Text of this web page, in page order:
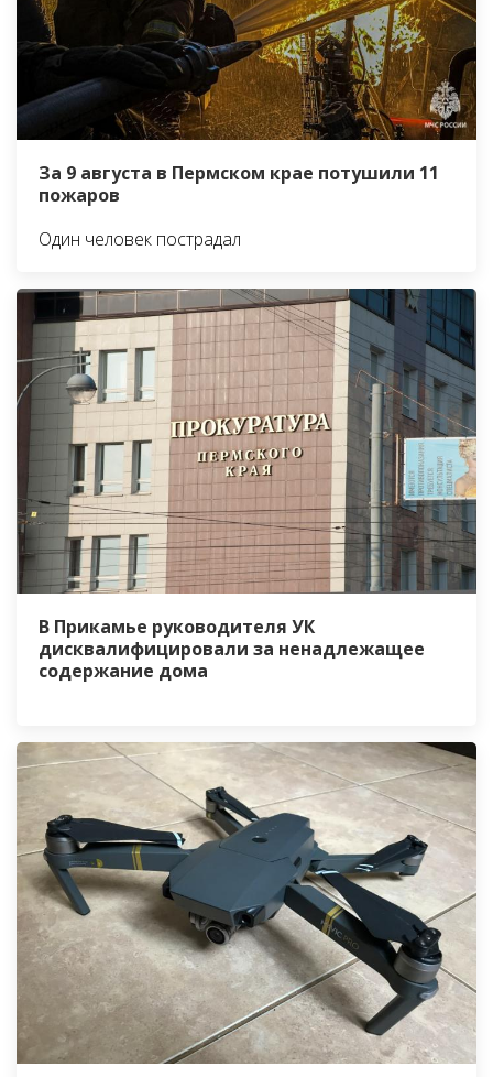
За 9 августа в Пермском крае потушили 11
пожаров
Один человек пострадал
В Прикамье руководителя УК
дисквалифицировали за ненадлежащее
содержание дома